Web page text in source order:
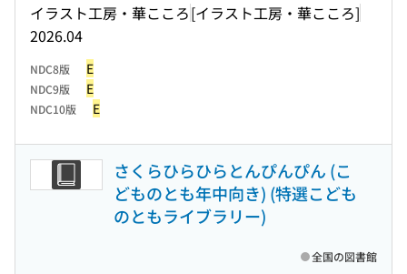
イラスト工房・華こころ[イラスト工房・華こころ]
2026.04
NDC8版 E
NDC9版 E
NDC10版 E
さくらひらひらとんぴんぴん (こ
どものとも年中向き) (特選こども
のともライブラリー)
全国の図書館